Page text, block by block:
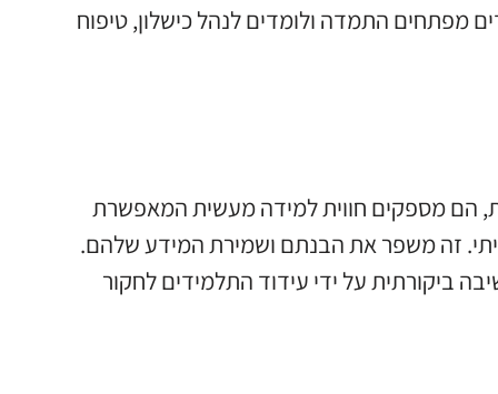
מפתחים התמדה ולומדים לנהל כישלון, טיפוח
הם מספקים חווית למידה מעשית המאפשרת
זה משפר את הבנתם ושמירת המידע שלהם.
ביקורתית על ידי עידוד התלמידים לחקור